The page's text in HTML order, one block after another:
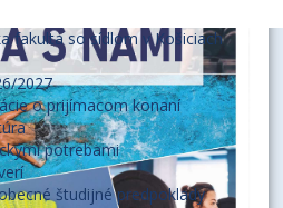
fakulta so sídlom v Košiciach
2027
o prijímacom konaní
potrebami
študijné predpoklady